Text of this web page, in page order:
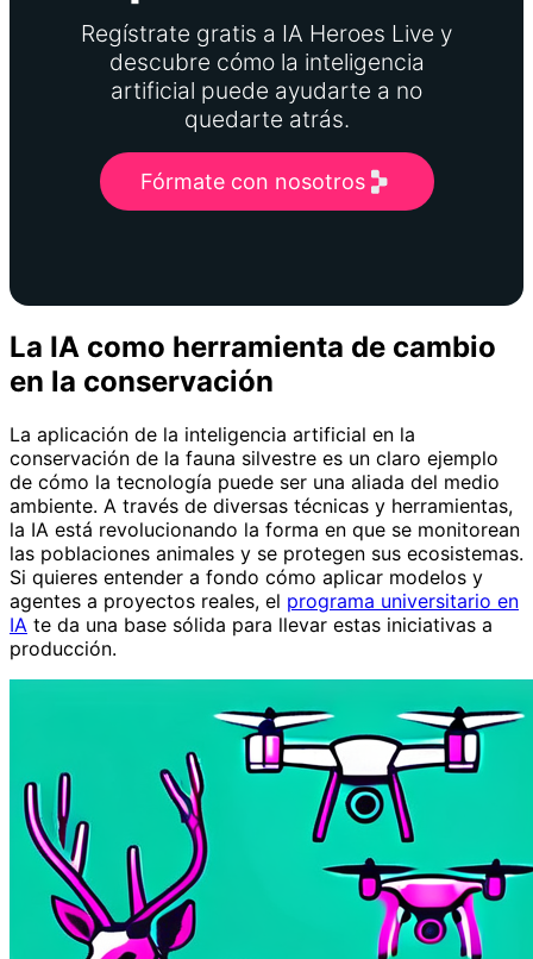
Regístrate gratis a IA Heroes Live y
descubre cómo la inteligencia
artificial puede ayudarte a no
quedarte atrás.
Fórmate con nosotros
La IA como herramienta de cambio
en la conservación
La aplicación de la inteligencia artificial en la
conservación de la fauna silvestre es un claro ejemplo
de cómo la tecnología puede ser una aliada del medio
ambiente. A través de diversas técnicas y herramientas,
la IA está revolucionando la forma en que se monitorean
las poblaciones animales y se protegen sus ecosistemas.
Si quieres entender a fondo cómo aplicar modelos y
agentes a proyectos reales, el programa universitario en
IA te da una base sólida para llevar estas iniciativas a
producción.